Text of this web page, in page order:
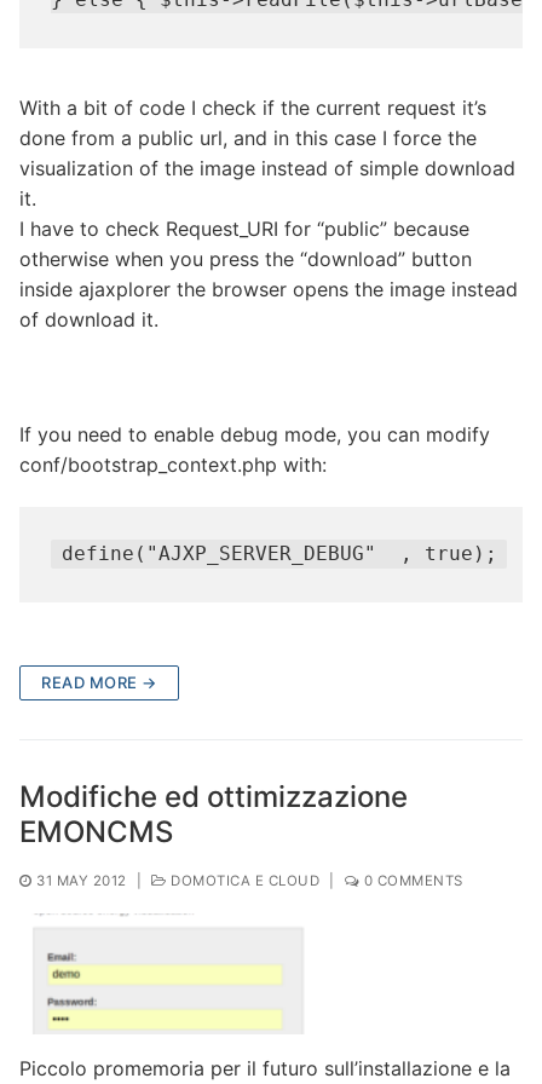
With a bit of code I check if the current request it’s
done from a public url, and in this case I force the
visualization of the image instead of simple download
it.
I have to check Request_URI for “public” because
otherwise when you press the “download” button
inside ajaxplorer the browser opens the image instead
of download it.
If you need to enable debug mode, you can modify
conf/bootstrap_context.php with:
define("AJXP_SERVER_DEBUG"  , true);
READ MORE →
Modifiche ed ottimizzazione
EMONCMS
31 MAY 2012 DOMOTICA E CLOUD 0 COMMENTS
Piccolo promemoria per il futuro sull’installazione e la